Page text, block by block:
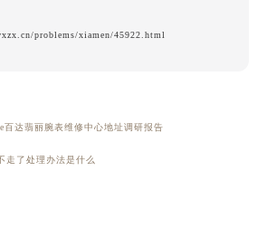
problems/xiamen/45922.html
达翡丽腕表维修中心地址调研报告
走了处理办法是什么